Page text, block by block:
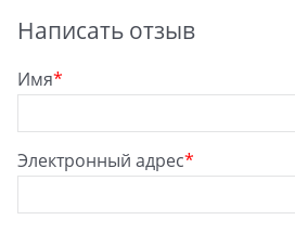
Написать отзыв
Имя
Электронный адрес